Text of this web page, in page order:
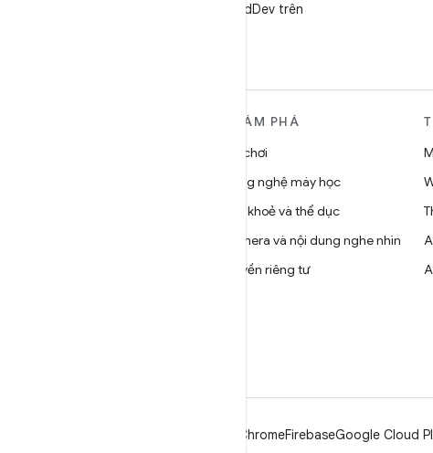
Theo dõi @AndroidDev trên
KHÁM PHÁ
Trò chơi
Công nghệ máy học
Sức khoẻ và thể dục
Camera và nội dung nghe nhìn
Quyền riêng tư
ChromeFirebaseGoogle Cloud